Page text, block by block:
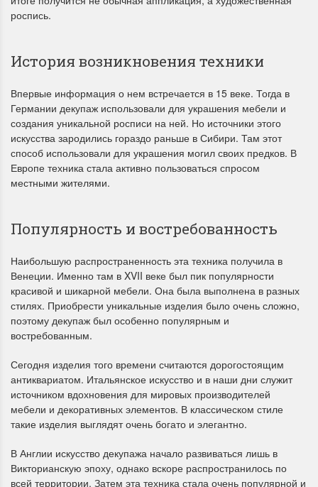
роспись.
История возникновения техники
Впервые информация о нем встречается в 15 веке. Тогда в
Германии декупаж использовали для украшения мебели и
создания уникальной росписи на ней. Но источники этого
искусства зародились гораздо раньше в Сибири. Там этот
способ использовали для украшения могил своих предков. В
Европе техника стала активно пользоваться спросом
местными жителями.
Популярность и востребованность
Наибольшую распространенность эта техника получила в
Венеции. Именно там в XVII веке был пик популярности
красивой и шикарной мебели. Она была выполнена в разных
стилях. Приобрести уникальные изделия было очень сложно,
поэтому декупаж был особенно популярным и
востребованным.
Сегодня изделия того времени считаются дорогостоящим
антиквариатом. Итальянское искусство и в наши дни служит
источником вдохновения для мировых производителей
мебели и декоративных элементов. В классическом стиле
такие изделия выглядят очень богато и элегантно.
В Англии искусство декупажа начало развиваться лишь в
Викторианскую эпоху, однако вскоре распространилось по
всей территории. Затем эта техника стала очень популярной и